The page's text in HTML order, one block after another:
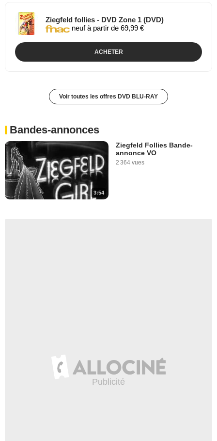
Ziegfeld follies - DVD Zone 1 (DVD)
neuf à partir de 69,99 €
ACHETER
Voir toutes les offres DVD BLU-RAY
Bandes-annonces
3:54
Ziegfeld Follies Bande-
annonce VO
2 364 vues